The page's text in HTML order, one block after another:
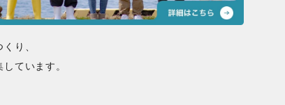
り、
ています。